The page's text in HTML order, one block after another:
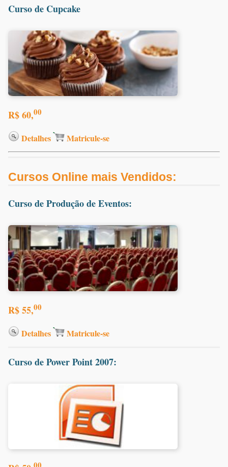
Curso de Cupcake
R$ 60,00
Detalhes Matricule-se
Cursos Online mais Vendidos:
Curso de Produção de Eventos:
R$ 55,00
Detalhes Matricule-se
Curso de Power Point 2007: